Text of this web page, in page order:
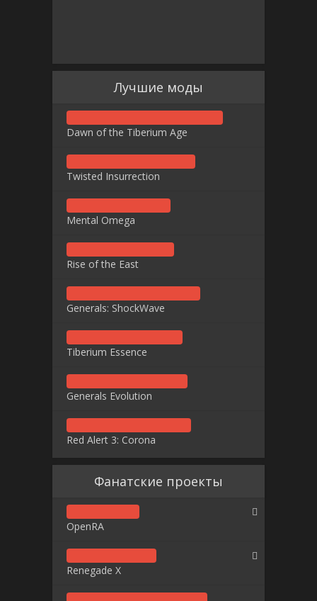
Лучшие моды
Dawn of the Tiberium Age
Twisted Insurrection
Mental Omega
Rise of the East
Generals: ShockWave
Tiberium Essence
Generals Evolution
Red Alert 3: Corona
Фанатские проекты
OpenRA
Renegade X